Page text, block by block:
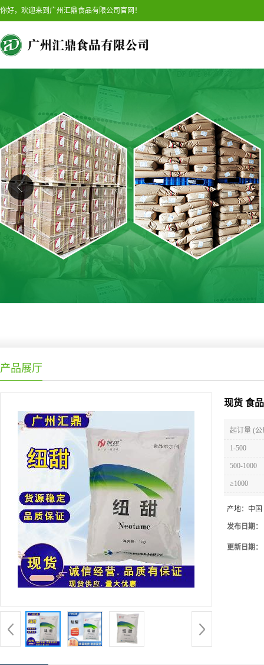
你好，欢迎来到广州汇鼎食品有限公司官网！
产品展厅
现货 食
起订量 (公
1-500
500-1000
≥1000
产地： 中国
发布日期：
更新日期：